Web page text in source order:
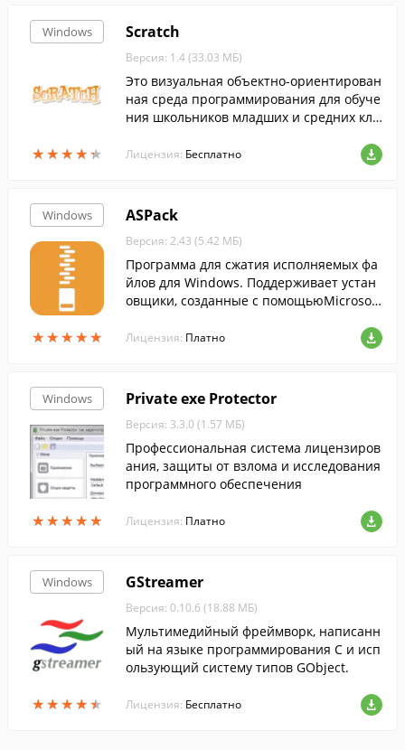
Windows
★★★★★
★★★★★
Scratch
Версия: 1.4 (33.03 МБ)
Это визуальная объектно-ориентирован
ная среда программирования для обуче
ния школьников младших и средних кла
Лицензия: Бесплатно
Windows
★★★★★
★★★★★
ASPack
Версия: 2.43 (5.42 МБ)
Программа для сжатия исполняемых фа
йлов для Windows. Поддерживает устан
овщики, созданные с помощьюMicrosoft
der.
Лицензия: Платно
Windows
★★★★★
★★★★★
Private exe Protector
Версия: 3.3.0 (1.57 МБ)
Профессиональная система лицензиров
ания, защиты от взлома и исследования
программного обеспечения
Лицензия: Платно
Windows
★★★★★
★★★★★
GStreamer
Версия: 0.10.6 (18.88 МБ)
Мультимедийный фреймворк, написанн
ый на языке программирования C и исп
ользующий систему типов GObject.
Лицензия: Бесплатно